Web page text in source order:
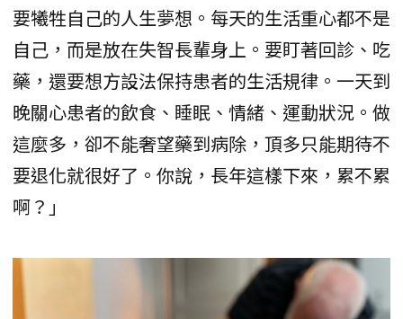
要犧牲自己的人生夢想。每天的生活重心都不是
自己，而是放在失智長輩身上。要盯著回診、吃
藥，還要想方設法保持患者的生活規律。一天到
晚關心患者的飲食、睡眠、情緒、運動狀況。做
這麼多，卻不能奢望藥到病除，頂多只能期待不
要退化就很好了。你說，長年這樣下來，累不累
啊？」